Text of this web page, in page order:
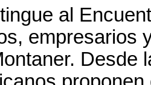
al
empresarios
Desde